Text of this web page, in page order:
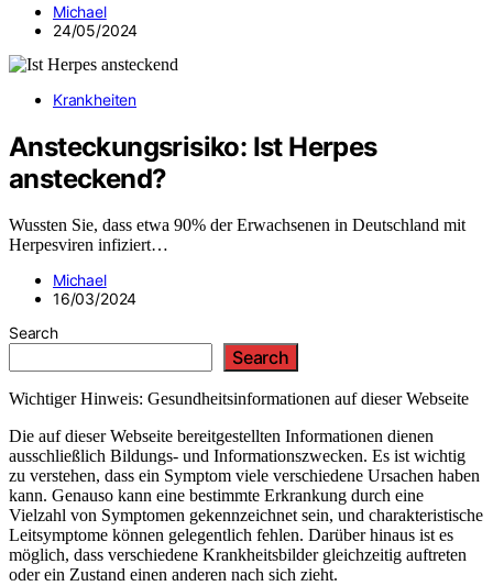
Michael
24/05/2024
Krankheiten
Ansteckungsrisiko: Ist Herpes
ansteckend?
Wussten Sie, dass etwa 90% der Erwachsenen in Deutschland mit
Herpesviren infiziert…
Michael
16/03/2024
Search
Search
Wichtiger Hinweis: Gesundheitsinformationen auf dieser Webseite
Die auf dieser Webseite bereitgestellten Informationen dienen
ausschließlich Bildungs- und Informationszwecken. Es ist wichtig
zu verstehen, dass ein Symptom viele verschiedene Ursachen haben
kann. Genauso kann eine bestimmte Erkrankung durch eine
Vielzahl von Symptomen gekennzeichnet sein, und charakteristische
Leitsymptome können gelegentlich fehlen. Darüber hinaus ist es
möglich, dass verschiedene Krankheitsbilder gleichzeitig auftreten
oder ein Zustand einen anderen nach sich zieht.